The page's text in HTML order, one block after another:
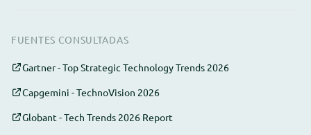
FUENTES CONSULTADAS
Gartner - Top Strategic Technology Trends 2026
Capgemini - TechnoVision 2026
Globant - Tech Trends 2026 Report